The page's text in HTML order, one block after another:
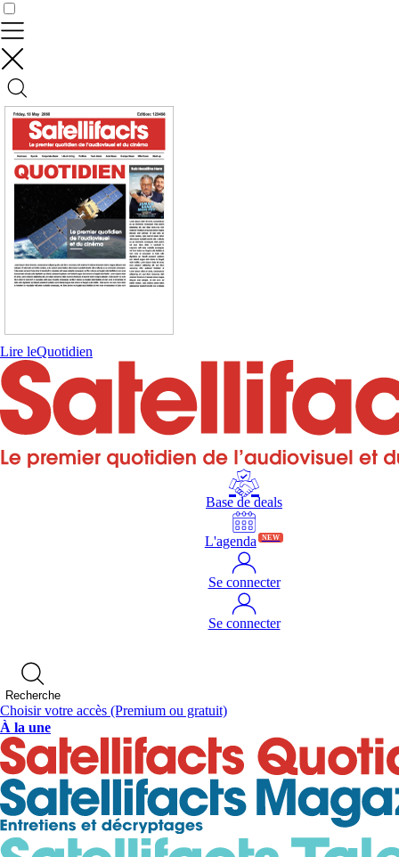
Lire leQuotidien
Base de deals
L'agenda NEW
Se connecter
Se connecter
Recherche
Choisir votre accès (Premium ou gratuit)
À la une
Contrôler vos données